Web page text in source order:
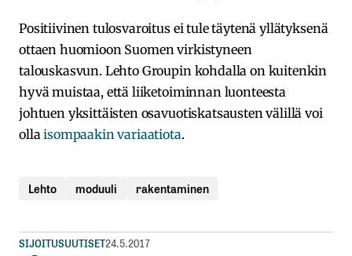
Positiivinen tulosvaroitus ei tule täytenä yllätyksenä
ottaen huomioon Suomen virkistyneen
talouskasvun. Lehto Groupin kohdalla on kuitenkin
hyvä muistaa, että liiketoiminnan luonteesta
johtuen yksittäisten osavuotiskatsausten välillä voi
ollaisompaakin variaatiota.
Lehto moduuli rakentaminen
SIJOITUSUUTISET24.5.2017